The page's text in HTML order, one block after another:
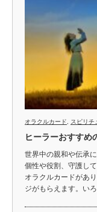
オラクルカード スピリチ
ヒーラーおすすめ
世界中の親和や伝承
個性や役割、守護し
オラクルカードがあ
ジがもらえます。い